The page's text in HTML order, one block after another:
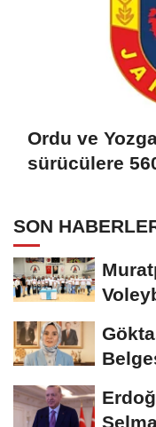
Ordu ve
sürücülere
SON